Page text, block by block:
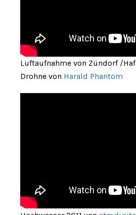
Luftaufnahme von Zündorf /
Drohne von Harald Phantom